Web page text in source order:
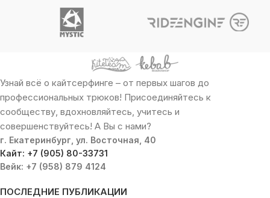
Узнай всё о кайтсерфинге – от первых шагов до
профессиональных трюков! Присоединяйтесь к
сообществу, вдохновляйтесь, учитесь и
совершенствуйтесь! А Вы с нами?
г. Екатеринбург, ул. Восточная, 40
Кайт: +7 (905) 80-33731
Вейк: +7 (958) 879 4124
ПОСЛЕДНИЕ ПУБЛИКАЦИИ